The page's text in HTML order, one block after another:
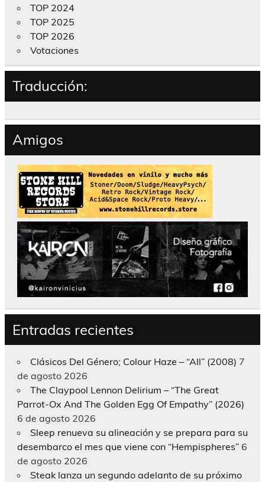
TOP 2024
TOP 2025
TOP 2026
Votaciones
Traducción:
Amigos
Entradas recientes
Clásicos Del Género; Colour Haze – “All” (2008) 7
de agosto 2026
The Claypool Lennon Delirium – “The Great
Parrot-Ox And The Golden Egg Of Empathy” (2026)
6 de agosto 2026
Sleep renueva su alineación y se prepara para su
desembarco el mes que viene con “Hempispheres” 6
de agosto 2026
Steak lanza un segundo adelanto de su próximo